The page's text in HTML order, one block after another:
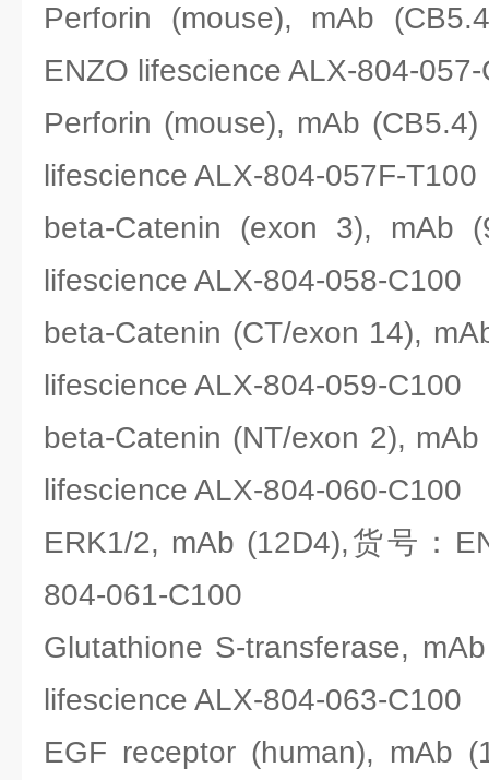
Perforin (mouse), mAb
ENZO lifescience ALX-804-
Perforin (mouse), mAb
lifescience ALX-804-057F-T100
beta-Catenin (exon 3), mAb
lifescience ALX-804-058-C100
beta-Catenin (CT/exon 14),
lifescience ALX-804-059-C100
beta-Catenin (NT/exon 2),
lifescience ALX-804-060-C100
ERK1/2, mAb (12D4),货号：
804-061-C100
Glutathione S-transferase,
lifescience ALX-804-063-C100
EGF receptor (human), mAb